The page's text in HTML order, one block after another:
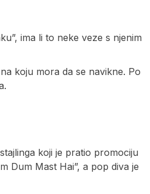
ima li to neke veze s njenim
koju mora da se navikne. Po
koji je pratio promociju
Dum Mast Hai”, a pop diva je